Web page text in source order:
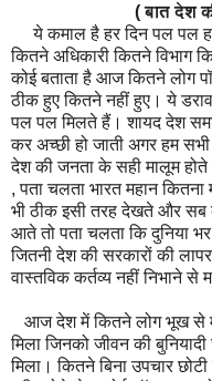
( बात देश की समाज
ये कमाल है हर दिन पल पल
कितने अधिकारी कितने विभाग
कोई बताता है आज कितने लोग
ठीक हुए कितने नहीं हुए। ये
पल पल मिलते हैं। शायद देश
कर अच्छी हो जाती अगर हम
देश की जनता के सही मालूम
, पता चलता भारत महान
भी ठीक इसी तरह देखते और
आते तो पता चलता कि दुनिया
जितनी देश की सरकारों की
वास्तविक कर्तव्य नहीं निभाने
आज देश में कितने लोग भूख से
मिला जिनको जीवन की
मिला। कितने बिना उपचार